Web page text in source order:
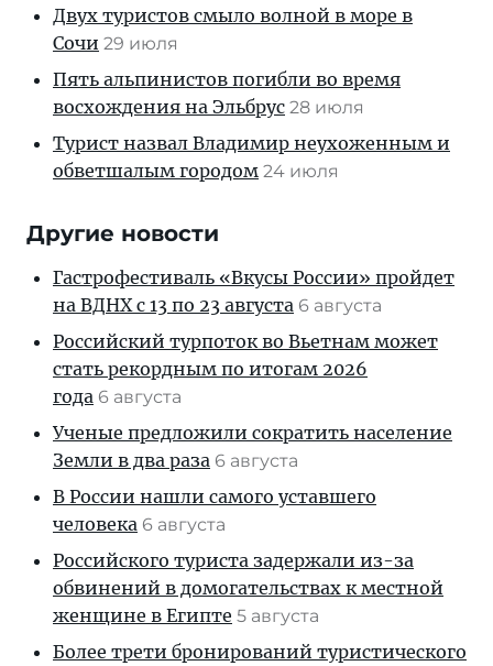
Двух туристов смыло волной в море в
Сочи 29 июля
Пять альпинистов погибли во время
восхождения на Эльбрус 28 июля
Турист назвал Владимир неухоженным и
обветшалым городом 24 июля
Другие новости
Гастрофестиваль «Вкусы России» пройдет
на ВДНХ с 13 по 23 августа 6 августа
Российский турпоток во Вьетнам может
стать рекордным по итогам 2026
года 6 августа
Ученые предложили сократить население
Земли в два раза 6 августа
В России нашли самого уставшего
человека 6 августа
Российского туриста задержали из-за
обвинений в домогательствах к местной
женщине в Египте 5 августа
Более трети бронирований туристического